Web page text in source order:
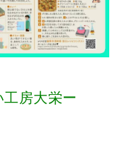
工房大栄ー